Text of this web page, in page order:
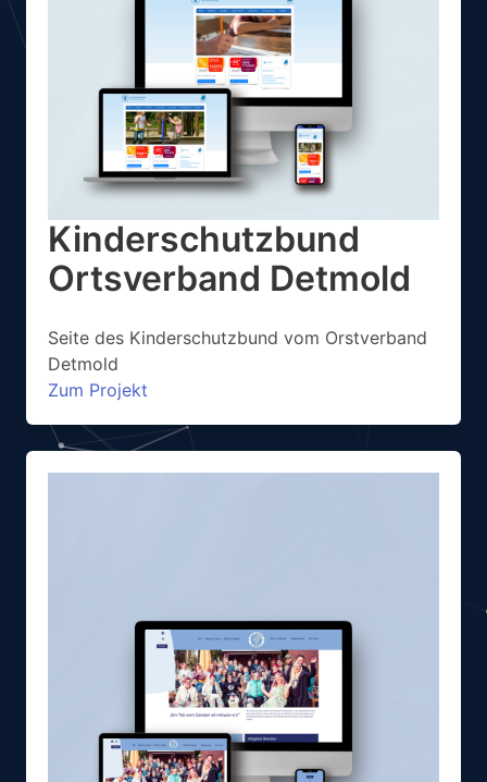
Kinderschutzbund
Ortsverband Detmold
Seite des Kinderschutzbund vom Orstverband
Detmold
Zum Projekt